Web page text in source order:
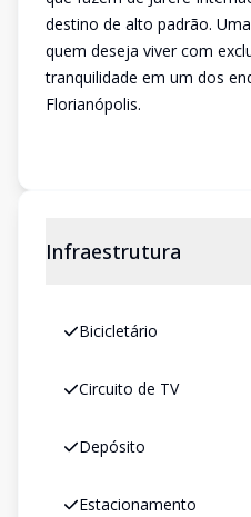
destino de alto padrão.
quem deseja viver com
tranquilidade em um dos
Florianópolis.
Infraestrutura
Bicicletário
Circuito de TV
Depósito
Estacionamento